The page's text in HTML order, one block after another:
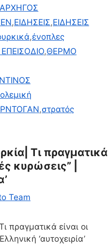
ΑΡΧΗΓΟΣ
,ΕΙΔΗΣΕΙΣ,ΕΙΔΗΣΕΙΣ
,ένοπλες
,ΘΕΡΜΟ
,στρατός
Τι πραγματικά
κυρώσεις” |
Team
πραγματικά είναι οι
‘αυτοχειρία’